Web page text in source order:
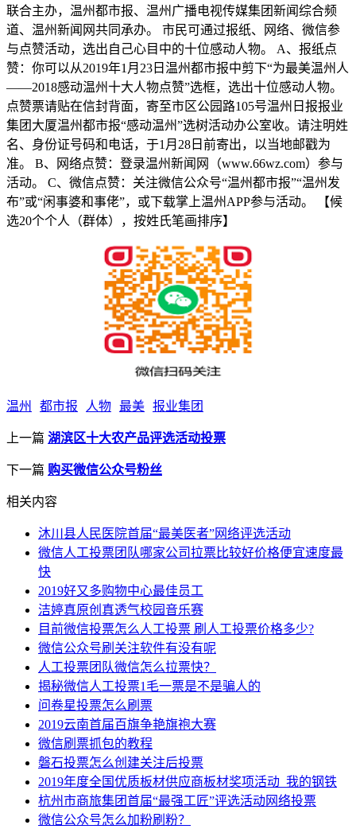
联合主办，温州都市报、温州广播电视传媒集团新闻综合频
道、温州新闻网共同承办。 市民可通过报纸、网络、微信参
与点赞活动，选出自己心目中的十位感动人物。 A、报纸点
赞：你可以从2019年1月23日温州都市报中剪下“为最美温州人
——2018感动温州十大人物点赞”选框，选出十位感动人物。
点赞票请贴在信封背面，寄至市区公园路105号温州日报报业
集团大厦温州都市报“感动温州”选树活动办公室收。请注明姓
名、身份证号码和电话，于1月28日前寄出，以当地邮戳为
准。 B、网络点赞：登录温州新闻网（www.66wz.com）参与
活动。 C、微信点赞：关注微信公众号“温州都市报”“温州发
布”或“闲事婆和事佬”，或下载掌上温州APP参与活动。 【候
选20个个人（群体），按姓氏笔画排序】
温州 都市报 人物 最美 报业集团
上一篇 湖滨区十大农产品评选活动投票
下一篇 购买微信公众号粉丝
相关内容
沐川县人民医院首届“最美医者”网络评选活动
微信人工投票团队哪家公司拉票比较好价格便宜速度最
快
2019好又多购物中心最佳员工
洁婷真原创真透气校园音乐赛
目前微信投票怎么人工投票 刷人工投票价格多少?
微信公众号刷关注软件有没有呢
人工投票团队微信怎么拉票快？
揭秘微信人工投票1毛一票是不是骗人的
问卷星投票怎么刷票
2019云南首届百旗争艳旗袍大赛
微信刷票抓包的教程
磐石投票怎么创建关注后投票
2019年度全国优质板材供应商板材奖项活动_我的钢铁
杭州市商旅集团首届“最强工匠”评选活动网络投票
微信公众号怎么加粉刷粉？